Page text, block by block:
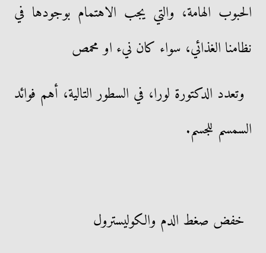
الحبوب الهامة، والتي يجب الاهتمام بوجودها في
نظامنا الغذائي، سواء كان نيء او محمص
وتعدد الدكتورة لورا، في السطور التالية، أهم فوائد
السمسم للجسم.
خفض صغط الدم والكوليسترول